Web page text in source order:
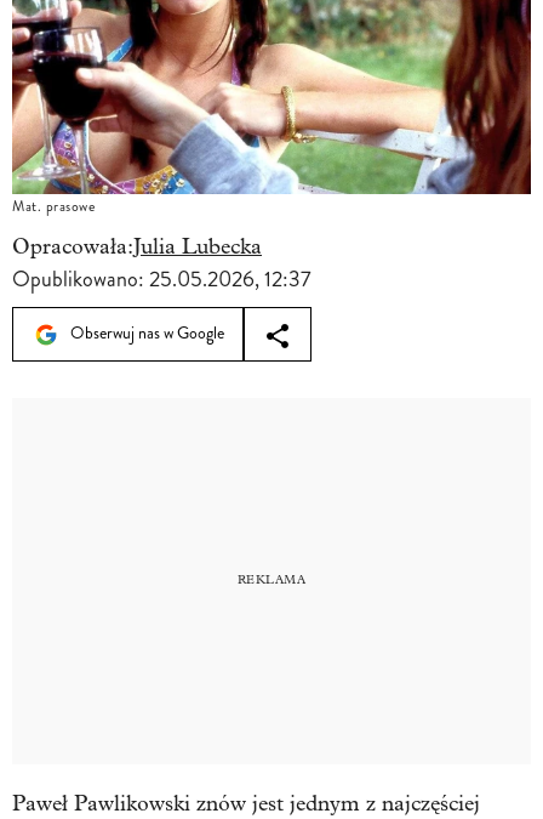
Mat. prasowe
Opracowała:Julia Lubecka
Opublikowano:25.05.2026, 12:37
Obserwuj nas w Google
Paweł Pawlikowski znów jest jednym z najczęściej